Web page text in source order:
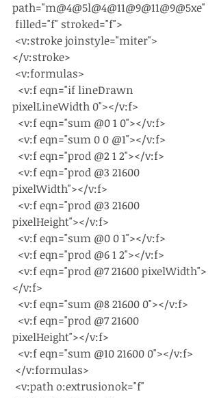
path="m@4@5l@4@11@9@11@9@5xe"
filled="f" stroked="f">
</v:stroke>
<v:formulas>
pixelLineWidth 0"></v:f>
  <v:f eqn="sum @0 1 0"></v:f>
  <v:f eqn="sum 0 0 @1"></v:f>
  <v:f eqn="prod @2 1 2"></v:f>
pixelWidth"></v:f>
pixelHeight"></v:f>
  <v:f eqn="sum @0 0 1"></v:f>
  <v:f eqn="prod @6 1 2"></v:f>
</v:f>
  <v:f eqn="sum @8 21600 0"></v:f>
pixelHeight"></v:f>
  <v:f eqn="sum @10 21600 0"></v:f>
</v:formulas>